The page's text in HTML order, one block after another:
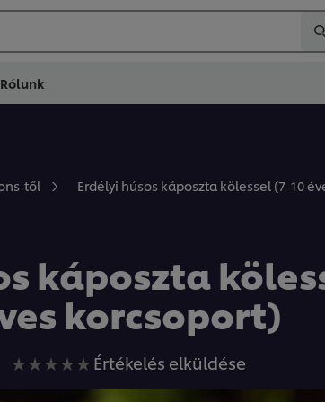
Rólunk
től Erdélyi húsos káposzta kölessel (7-10
káposzta
korcsoport)
Nem
küldtek
Értékelés elküldése